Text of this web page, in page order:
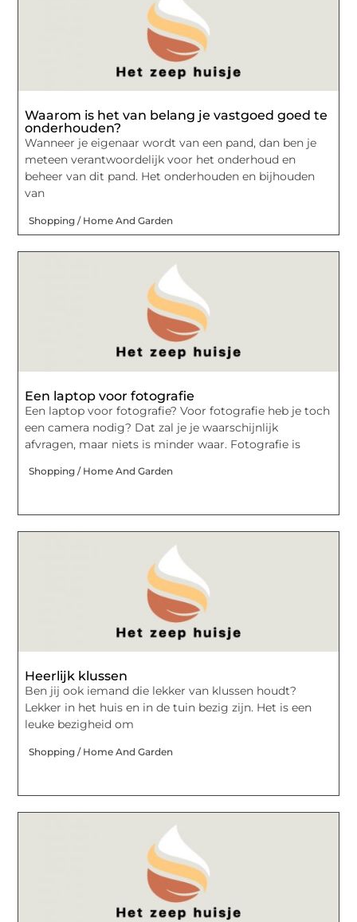
Waarom is het van belang je vastgoed goed te
onderhouden?
Wanneer je eigenaar wordt van een pand, dan ben je
meteen verantwoordelijk voor het onderhoud en
beheer van dit pand. Het onderhouden en bijhouden
van
Shopping / Home And Garden
Een laptop voor fotografie
Een laptop voor fotografie? Voor fotografie heb je toch
een camera nodig? Dat zal je je waarschijnlijk
afvragen, maar niets is minder waar. Fotografie is
Shopping / Home And Garden
Heerlijk klussen
Ben jij ook iemand die lekker van klussen houdt?
Lekker in het huis en in de tuin bezig zijn. Het is een
leuke bezigheid om
Shopping / Home And Garden